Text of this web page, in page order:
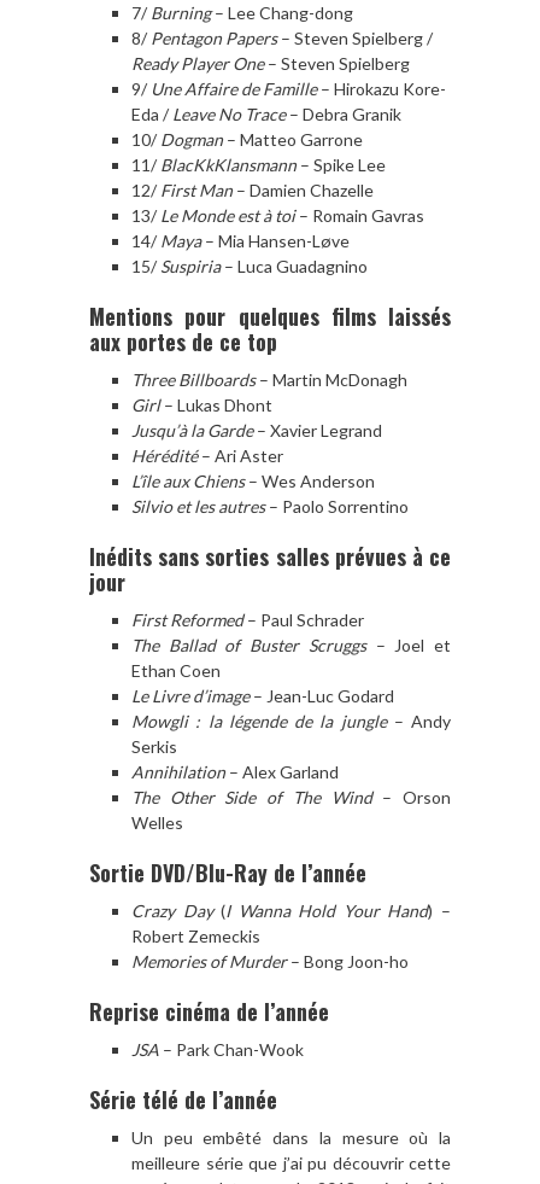
7/ Burning– Lee Chang-dong
8/ Pentagon Papers– Steven Spielberg /
Ready Player One– Steven Spielberg
9/ Une Affaire de Famille– Hirokazu Kore-
Eda / Leave No Trace– Debra Granik
10/ Dogman– Matteo Garrone
11/ BlacKkKlansmann– Spike Lee
12/ First Man– Damien Chazelle
13/ Le Monde est à toi– Romain Gavras
14/ Maya– Mia Hansen-Løve
15/ Suspiria– Luca Guadagnino
Mentions pour quelques films laissés
aux portes de ce top
Three Billboards– Martin McDonagh
Girl– Lukas Dhont
Jusqu’à la Garde– Xavier Legrand
Hérédité– Ari Aster
L’île aux Chiens– Wes Anderson
Silvio et les autres– Paolo Sorrentino
Inédits sans sorties salles prévues à ce
jour
First Reformed– Paul Schrader
The Ballad of Buster Scruggs– Joel et
Ethan Coen
Le Livre d’image– Jean-Luc Godard
Mowgli : la légende de la jungle– Andy
Serkis
Annihilation– Alex Garland
The Other Side of The Wind– Orson
Welles
Sortie DVD/Blu-Ray de l’année
Crazy Day(I Wanna Hold Your Hand) –
Robert Zemeckis
Memories of Murder– Bong Joon-ho
Reprise cinéma de l’année
JSA – Park Chan-Wook
Série télé de l’année
Un peu embêté dans la mesure où la
meilleure série que j’ai pu découvrir cette